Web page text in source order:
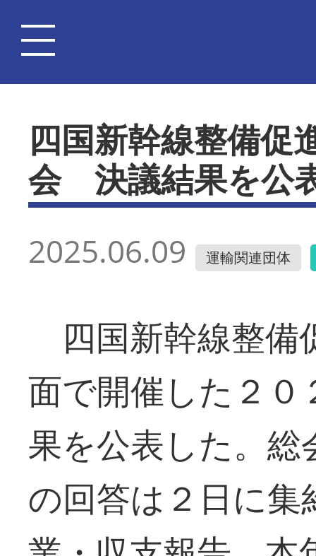
四国新幹線整備
会 決議結果を公
2025.06.09 運輸関連団体
四国新幹線整備
面で開催した２０
果を公表した。
の回答は２日に